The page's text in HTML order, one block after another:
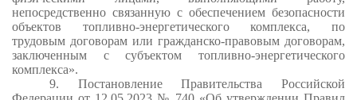
непосредственно связанную с обеспечением безопасности
объектов топливно-энергетического комплекса, по
трудовым договорам или гражданско-правовым договорам,
заключенным с субъектом топливно-энергетического
комплекса».
9. Постановление Правительства Российской